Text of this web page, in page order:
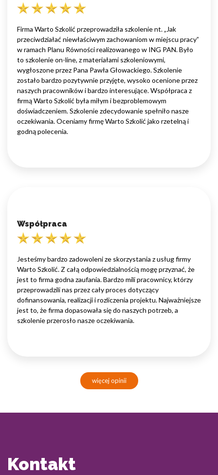
Firma Warto Szkolić przeprowadziła szkolenie nt. „Jak
przeciwdziałać niewłaściwym zachowaniom w miejscu pracy”
w ramach Planu Równości realizowanego w ING PAN. Było
to szkolenie on-line, z materiałami szkoleniowymi,
wygłoszone przez Pana Pawła Głowackiego. Szkolenie
zostało bardzo pozytywnie przyjęte, wysoko ocenione przez
naszych pracowników i bardzo interesujące. Współpraca z
firmą Warto Szkolić była miłym i bezproblemowym
doświadczeniem. Szkolenie zdecydowanie spełniło nasze
oczekiwania. Oceniamy firmę Warto Szkolić jako rzetelną i
godną polecenia.
Współpraca
Jesteśmy bardzo zadowoleni ze skorzystania z usług firmy
Warto Szkolić. Z całą odpowiedzialnością mogę przyznać, że
jest to firma godna zaufania. Bardzo mili pracownicy, którzy
przeprowadzili nas przez cały proces dotyczący
dofinansowania, realizacji i rozliczenia projektu. Najważniejsze
jest to, że firma dopasowała się do naszych potrzeb, a
szkolenie przerosło nasze oczekiwania.
więcej opinii
Kontakt